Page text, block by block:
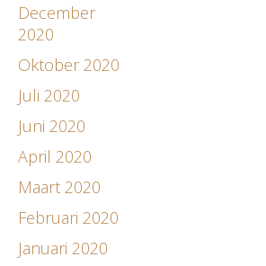
December
2020
Oktober 2020
Juli 2020
Juni 2020
April 2020
Maart 2020
Februari 2020
Januari 2020